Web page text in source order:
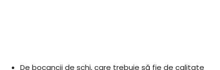
De bocancii de schi, care trebuie să fie de calitate